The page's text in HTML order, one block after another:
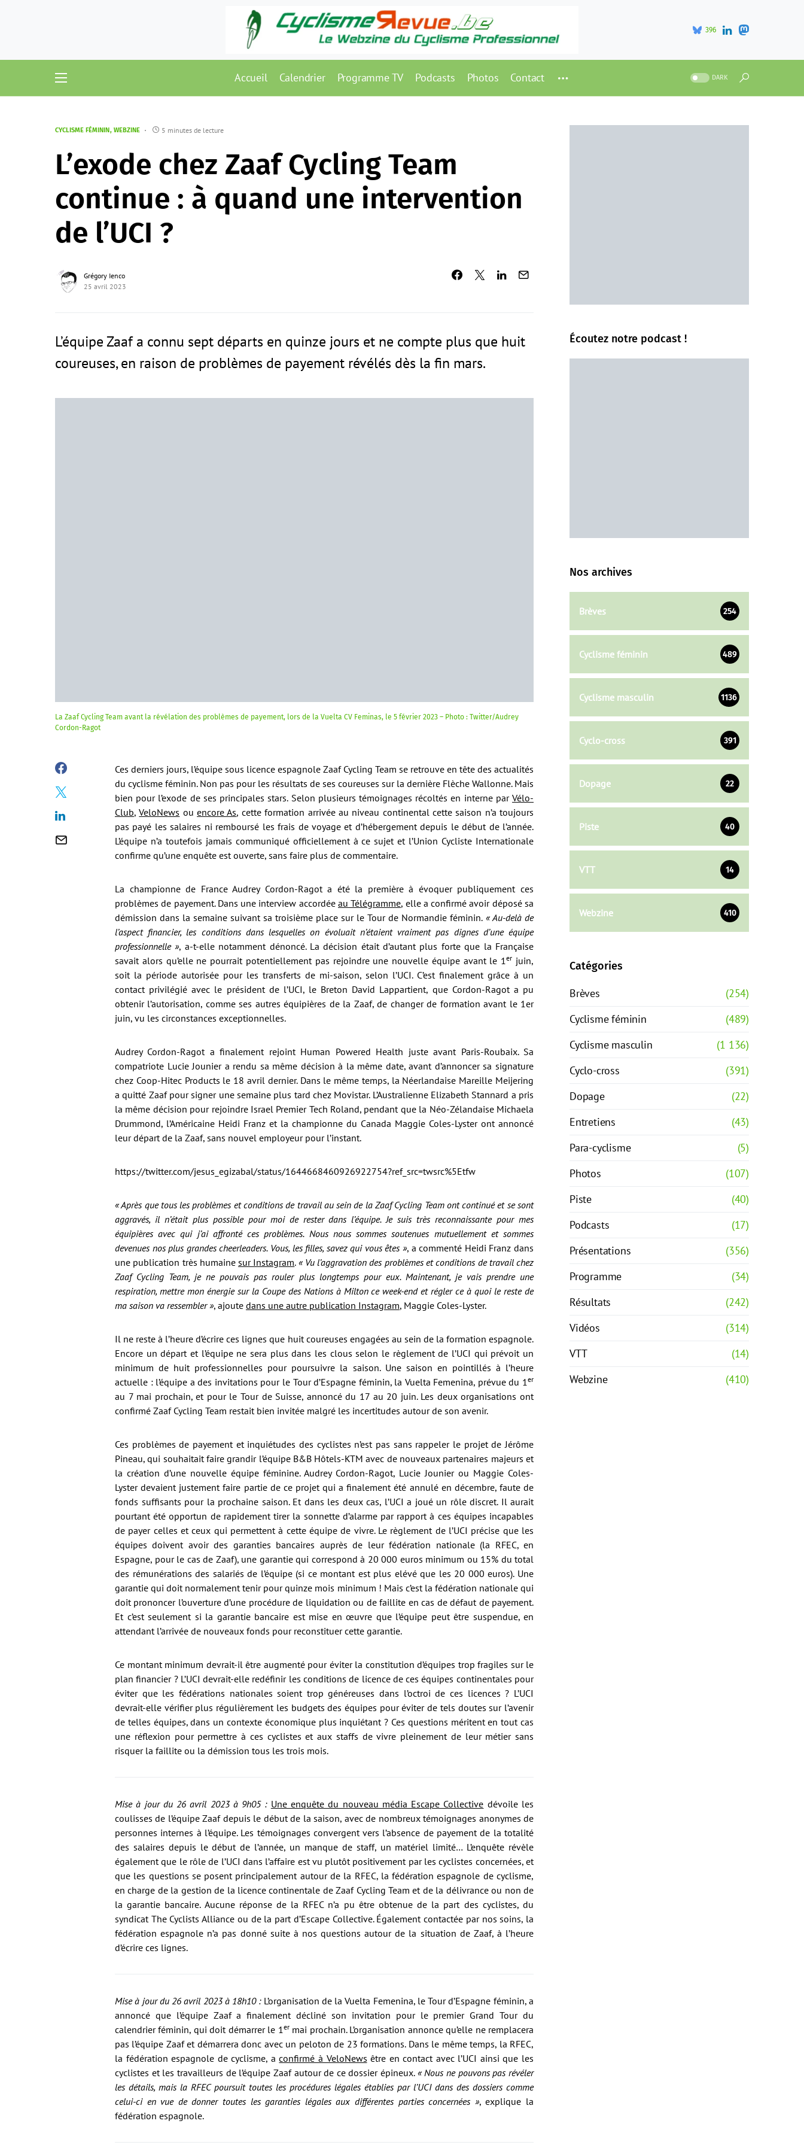
396
Accueil Calendrier Programme TV Podcasts Photos Contact DARK
CYCLISME FÉMININ WEBZINE 5 minutes de lecture
L’exode chez Zaaf Cycling Team
continue : à quand une intervention
de l’UCI ?
Grégory Ienco
25 avril 2023
L’équipe Zaaf a connu sept départs en quinze jours et ne compte plus que huit
coureuses, en raison de problèmes de payement révélés dès la fin mars.
La Zaaf Cycling Team avant la révélation des problèmes de payement, lors de la Vuelta CV Feminas, le 5 février 2023 – Photo : Twitter/Audrey
Cordon-Ragot
Ces derniers jours, l’équipe sous licence espagnole Zaaf Cycling Team se retrouve en tête des actualités
du cyclisme féminin. Non pas pour les résultats de ses coureuses sur la dernière Flèche Wallonne. Mais
bien pour l’exode de ses principales stars. Selon plusieurs témoignages récoltés en interne par Vélo-
Club,VeloNews ouencore As, cette formation arrivée au niveau continental cette saison n’a toujours
pas payé les salaires ni remboursé les frais de voyage et d’hébergement depuis le début de l’année.
L’équipe n’a toutefois jamais communiqué officiellement à ce sujet et l’Union Cycliste Internationale
confirme qu’une enquête est ouverte, sans faire plus de commentaire.
La championne de France Audrey Cordon-Ragot a été la première à évoquer publiquement ces
problèmes de payement. Dans une interview accordée au Télégramme, elle a confirmé avoir déposé sa
démission dans la semaine suivant sa troisième place sur le Tour de Normandie féminin. « Au-delà de
l’aspect financier, les conditions dans lesquelles on évoluait n’étaient vraiment pas dignes d’une équipe
professionnelle », a-t-elle notamment dénoncé. La décision était d’autant plus forte que la Française
savait alors qu’elle ne pourrait potentiellement pas rejoindre une nouvelle équipe avant le 1er juin,
soit la période autorisée pour les transferts de mi-saison, selon l’UCI. C’est finalement grâce à un
contact privilégié avec le président de l’UCI, le Breton David Lappartient, que Cordon-Ragot a pu
obtenir l’autorisation, comme ses autres équipières de la Zaaf, de changer de formation avant le 1er
juin, vu les circonstances exceptionnelles.
Audrey Cordon-Ragot a finalement rejoint Human Powered Health juste avant Paris-Roubaix. Sa
compatriote Lucie Jounier a rendu sa même décision à la même date, avant d’annoncer sa signature
chez Coop-Hitec Products le 18 avril dernier. Dans le même temps, la Néerlandaise Mareille Meijering
a quitté Zaaf pour signer une semaine plus tard chez Movistar. L’Australienne Elizabeth Stannard a pris
la même décision pour rejoindre Israel Premier Tech Roland, pendant que la Néo-Zélandaise Michaela
Drummond, l’Américaine Heidi Franz et la championne du Canada Maggie Coles-Lyster ont annoncé
leur départ de la Zaaf, sans nouvel employeur pour l’instant.
https://twitter.com/jesus_egizabal/status/1644668460926922754?ref_src=twsrc%5Etfw
« Après que tous les problèmes et conditions de travail au sein de la Zaaf Cycling Team ont continué et se sont
aggravés, il n’était plus possible pour moi de rester dans l’équipe. Je suis très reconnaissante pour mes
équipières avec qui j’ai affronté ces problèmes. Nous nous sommes soutenues mutuellement et sommes
devenues nos plus grandes cheerleaders. Vous, les filles, savez qui vous êtes », a commenté Heidi Franz dans
une publication très humainesur Instagram. « Vu l’aggravation des problèmes et conditions de travail chez
Zaaf Cycling Team, je ne pouvais pas rouler plus longtemps pour eux. Maintenant, je vais prendre une
respiration, mettre mon énergie sur la Coupe des Nations à Milton ce week-end et régler ce à quoi le reste de
ma saison va ressembler », ajoute dans une autre publication Instagram, Maggie Coles-Lyster.
Il ne reste à l’heure d’écrire ces lignes que huit coureuses engagées au sein de la formation espagnole.
Encore un départ et l’équipe ne sera plus dans les clous selon le règlement de l’UCI qui prévoit un
minimum de huit professionnelles pour poursuivre la saison. Une saison en pointillés à l’heure
actuelle : l’équipe a des invitations pour le Tour d’Espagne féminin, la Vuelta Femenina, prévue du 1er
au 7 mai prochain, et pour le Tour de Suisse, annoncé du 17 au 20 juin. Les deux organisations ont
confirmé Zaaf Cycling Team restait bien invitée malgré les incertitudes autour de son avenir.
Ces problèmes de payement et inquiétudes des cyclistes n’est pas sans rappeler le projet de Jérôme
Pineau, qui souhaitait faire grandir l’équipe B&B Hôtels-KTM avec de nouveaux partenaires majeurs et
la création d’une nouvelle équipe féminine. Audrey Cordon-Ragot, Lucie Jounier ou Maggie Coles-
Lyster devaient justement faire partie de ce projet qui a finalement été annulé en décembre, faute de
fonds suffisants pour la prochaine saison. Et dans les deux cas, l’UCI a joué un rôle discret. Il aurait
pourtant été opportun de rapidement tirer la sonnette d’alarme par rapport à ces équipes incapables
de payer celles et ceux qui permettent à cette équipe de vivre. Le règlement de l’UCI précise que les
équipes doivent avoir des garanties bancaires auprès de leur fédération nationale (la RFEC, en
Espagne, pour le cas de Zaaf), une garantie qui correspond à 20 000 euros minimum ou 15% du total
des rémunérations des salariés de l’équipe (si ce montant est plus elévé que les 20 000 euros). Une
garantie qui doit normalement tenir pour quinze mois minimum ! Mais c’est la fédération nationale qui
doit prononcer l’ouverture d’une procédure de liquidation ou de faillite en cas de défaut de payement.
Et c’est seulement si la garantie bancaire est mise en œuvre que l’équipe peut être suspendue, en
attendant l’arrivée de nouveaux fonds pour reconstituer cette garantie.
Ce montant minimum devrait-il être augmenté pour éviter la constitution d’équipes trop fragiles sur le
plan financier ? L’UCI devrait-elle redéfinir les conditions de licence de ces équipes continentales pour
éviter que les fédérations nationales soient trop généreuses dans l’octroi de ces licences ? L’UCI
devrait-elle vérifier plus régulièrement les budgets des équipes pour éviter de tels doutes sur l’avenir
de telles équipes, dans un contexte économique plus inquiétant ? Ces questions méritent en tout cas
une réflexion pour permettre à ces cyclistes et aux staffs de vivre pleinement de leur métier sans
risquer la faillite ou la démission tous les trois mois.
Mise à jour du 26 avril 2023 à 9h05 : Une enquête du nouveau média Escape Collective dévoile les
coulisses de l’équipe Zaaf depuis le début de la saison, avec de nombreux témoignages anonymes de
personnes internes à l’équipe. Les témoignages convergent vers l’absence de payement de la totalité
des salaires depuis le début de l’année, un manque de staff, un matériel limité… L’enquête révèle
également que le rôle de l’UCI dans l’affaire est vu plutôt positivement par les cyclistes concernées, et
que les questions se posent principalement autour de la RFEC, la fédération espagnole de cyclisme,
en charge de la gestion de la licence continentale de Zaaf Cycling Team et de la délivrance ou non de
la garantie bancaire. Aucune réponse de la RFEC n’a pu être obtenue de la part des cyclistes, du
syndicat The Cyclists Alliance ou de la part d’Escape Collective. Également contactée par nos soins, la
fédération espagnole n’a pas donné suite à nos questions autour de la situation de Zaaf, à l’heure
d’écrire ces lignes.
Mise à jour du 26 avril 2023 à 18h10 :L’organisation de la Vuelta Femenina, le Tour d’Espagne féminin, a
annoncé que l’équipe Zaaf a finalement décliné son invitation pour le premier Grand Tour du
calendrier féminin, qui doit démarrer le 1ermai prochain. L’organisation annonce qu’elle ne remplacera
pas l’équipe Zaaf et démarrera donc avec un peloton de 23 formations. Dans le même temps, la RFEC,
la fédération espagnole de cyclisme, aconfirmé à VeloNews être en contact avec l’UCI ainsi que les
cyclistes et les travailleurs de l’équipe Zaaf autour de ce dossier épineux. « Nous ne pouvons pas révéler
les détails, mais la RFEC poursuit toutes les procédures légales établies par l’UCI dans des dossiers comme
celui-ci en vue de donner toutes les garanties légales aux différentes parties concernées », explique la
fédération espagnole.
Écoutez notre podcast !
Nos archives
Brèves 254
Cyclisme féminin 489
Cyclisme masculin 1136
Cyclo-cross 391
Dopage 22
Piste 40
VTT 14
Webzine 410
Catégories
Brèves
(254)
Cyclisme féminin
(489)
Cyclisme masculin
(1 136)
Cyclo-cross
(391)
Dopage
(22)
Entretiens
(43)
Para-cyclisme
(5)
Photos
(107)
Piste
(40)
Podcasts
(17)
Présentations
(356)
Programme
(34)
Résultats
(242)
Vidéos
(314)
VTT
(14)
Webzine
(410)